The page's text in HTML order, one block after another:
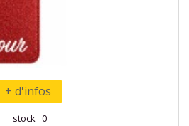
+ d'infos
stock 0